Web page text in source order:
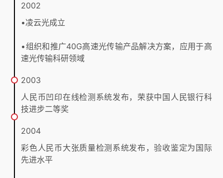
2002
•凌云光成立
•组织和推广40G高速光传输产品解决方案，应用于高
速光传输科研领域
2003
人民币凹印在线检测系统发布，荣获中国人民银行科
技进步二等奖
2004
彩色人民币大张质量检测系统发布，验收鉴定为国际
先进水平